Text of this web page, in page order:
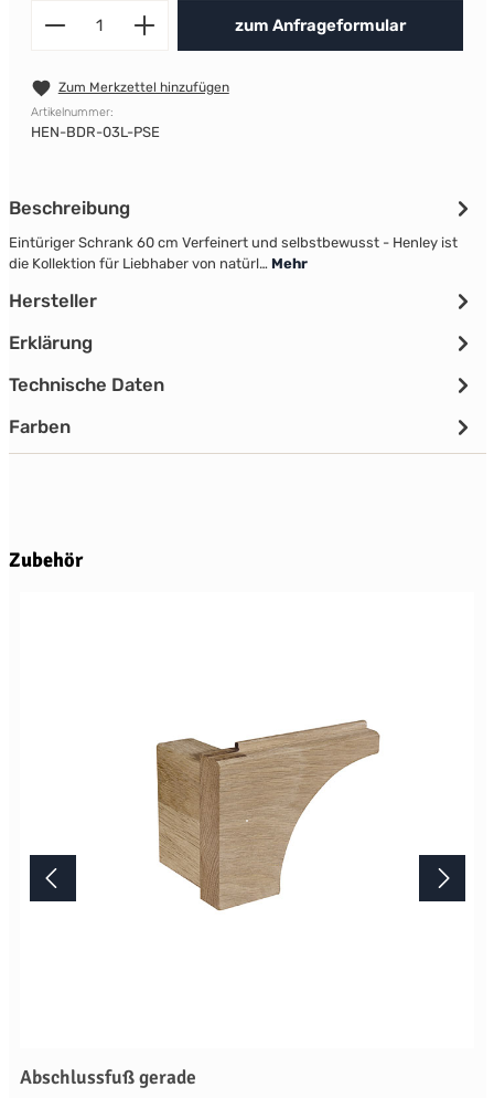
Produkt Anzahl: Gib den
zum Anfrageformular
Zum Merkzettel hinzufügen
Artikelnummer:
HEN-BDR-03L-PSE
Beschreibung
Eintüriger Schrank 60 cm Verfeinert und selbstbewusst - Henley ist
die Kollektion für Liebhaber von natürl… Mehr
Hersteller
Erklärung
Technische Daten
Farben
Produktgalerie überspringen
Zubehör
Abschlussfuß gerade